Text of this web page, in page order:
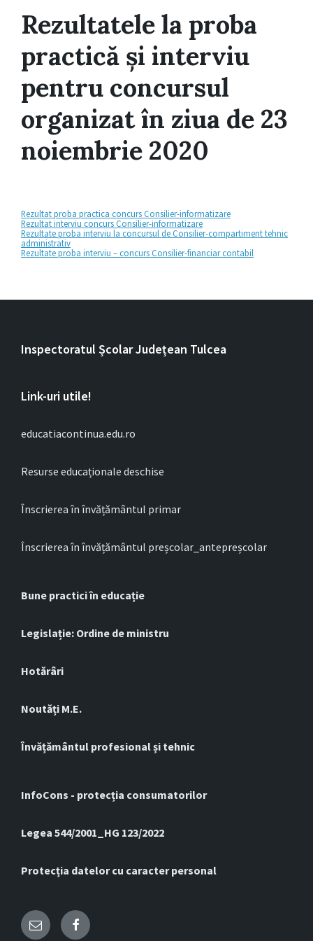
Rezultatele la proba
practică și interviu
pentru concursul
organizat în ziua de 23
noiembrie 2020
Rezultat proba practica concurs Consilier-informatizare
Rezultat interviu concurs Consilier-informatizare
Rezultate proba interviu la concursul de Consilier-compartiment tehnic
administrativ
Rezultate proba interviu – concurs Consilier-financiar contabil
Inspectoratul Școlar Județean Tulcea
Link-uri utile!
educatiacontinua.edu.ro
Resurse educaționale deschise
Înscrierea în învățământul primar
Înscrierea în învățământul preșcolar_antepreșcolar
Bune practici în educație
Legislație: Ordine de ministru
Hotărâri
Noutăți M.E.
Învățământul profesional și tehnic
InfoCons - protecția consumatorilor
Legea 544/2001_HG 123/2022
Protecția datelor cu caracter personal
Email Facebook